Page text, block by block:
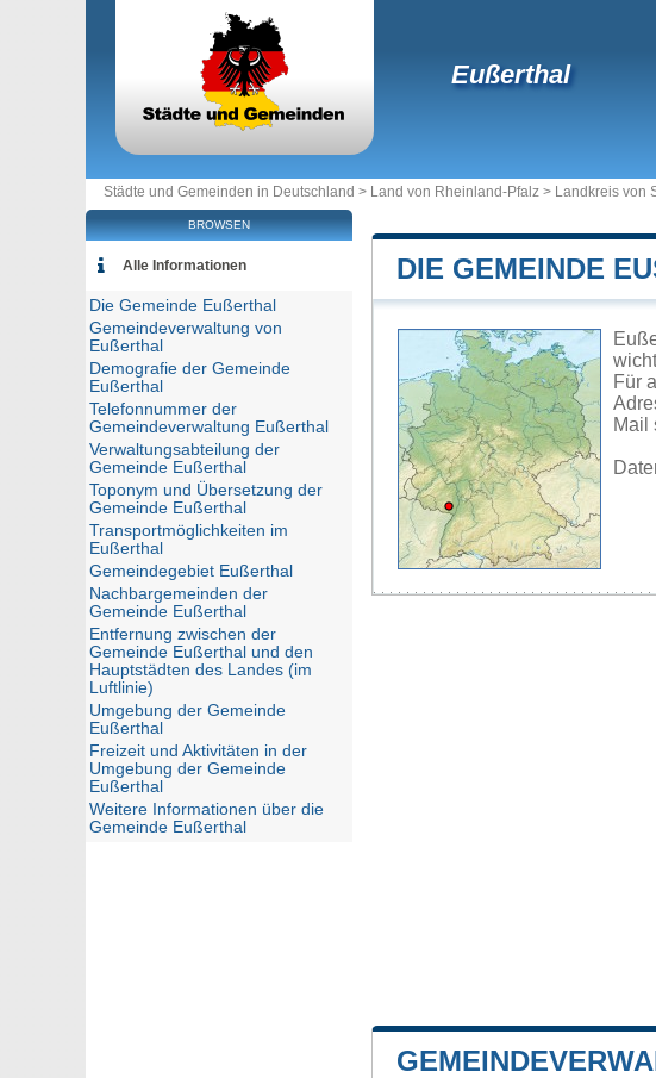
Eußerthal
Städte und Gemeinden in Deutschland > Land von Rheinland-Pfalz > Landkreis von
DIE GEMEINDE
Für
Mail
BROWSEN
Alle Informationen
Die Gemeinde Eußerthal
Gemeindeverwaltung von
Eußerthal
Demografie der Gemeinde
Eußerthal
Telefonnummer der
Gemeindeverwaltung Eußerthal
Verwaltungsabteilung der
Gemeinde Eußerthal
Toponym und Übersetzung der
Gemeinde Eußerthal
Transportmöglichkeiten im
Eußerthal
Gemeindegebiet Eußerthal
Nachbargemeinden der
Gemeinde Eußerthal
Entfernung zwischen der
Gemeinde Eußerthal und den
Hauptstädten des Landes (im
Luftlinie)
Umgebung der Gemeinde
Eußerthal
Freizeit und Aktivitäten in der
Umgebung der Gemeinde
Eußerthal
Weitere Informationen über die
Gemeinde Eußerthal